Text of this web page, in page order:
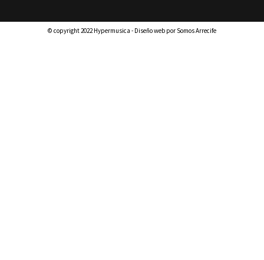
© copyright 2022 Hypermusica - Diseño web por Somos Arrecife